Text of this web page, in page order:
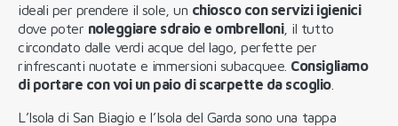
ideali per prendere il sole, un chiosco con servizi igienici
dove poter noleggiare sdraio e ombrelloni, il tutto
circondato dalle verdi acque del lago, perfette per
rinfrescanti nuotate e immersioni subacquee. Consigliamo
di portare con voi un paio di scarpette da scoglio
L’Isola di San Biagio e l’Isola del Garda sono una tappa